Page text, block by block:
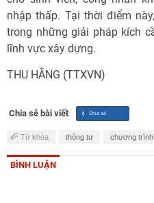
nhập thấp. Tại thời điểm
trong những giải pháp kích
lĩnh vực xây dựng.
THU HẰNG (TTXVN)
Chia sẻ bài viết
Từ khóa thông tư chương
BÌNH LUẬN